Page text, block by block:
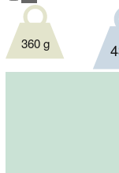
360 g